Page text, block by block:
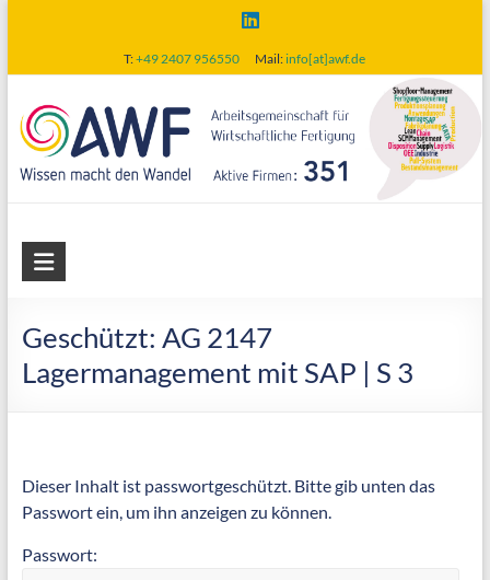
content
T:+49 2407 956550 Mail:info[at]awf.de
AWF
wirtschaftliche
Fertigung
Geschützt: AG 2147
Lagermanagement mit SAP | S 3
Dieser Inhalt ist passwortgeschützt. Bitte gib unten das
Passwort ein, um ihn anzeigen zu können.
Passwort: